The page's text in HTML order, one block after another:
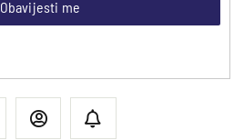
Obavijesti me